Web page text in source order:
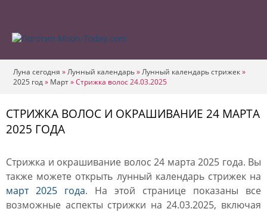
Луна сегодня »Лунный календарь»Лунный календарь стрижек»
2025 год» Март»Стрижка волос 24.03.2025
СТРИЖКА ВОЛОС И ОКРАШИВАНИЕ 24 МАРТА
2025 ГОДА
Стрижка и окрашивание волос 24 марта 2025 года. Вы
также можете открыть лунный календарь стрижек на
март 2025 года. На этой странице показаны все
возможные аспекты стрижки на 24.03.2025, включая